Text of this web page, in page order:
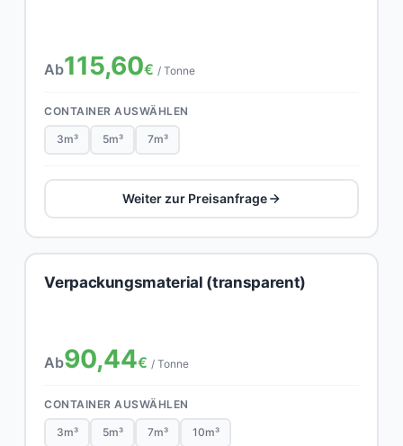
Ab115,60€ / Tonne
CONTAINER AUSWÄHLEN
3m³ 5m³ 7m³
Weiter zur Preisanfrage
Verpackungsmaterial (transparent)
Ab90,44€ / Tonne
CONTAINER AUSWÄHLEN
3m³ 5m³ 7m³ 10m³